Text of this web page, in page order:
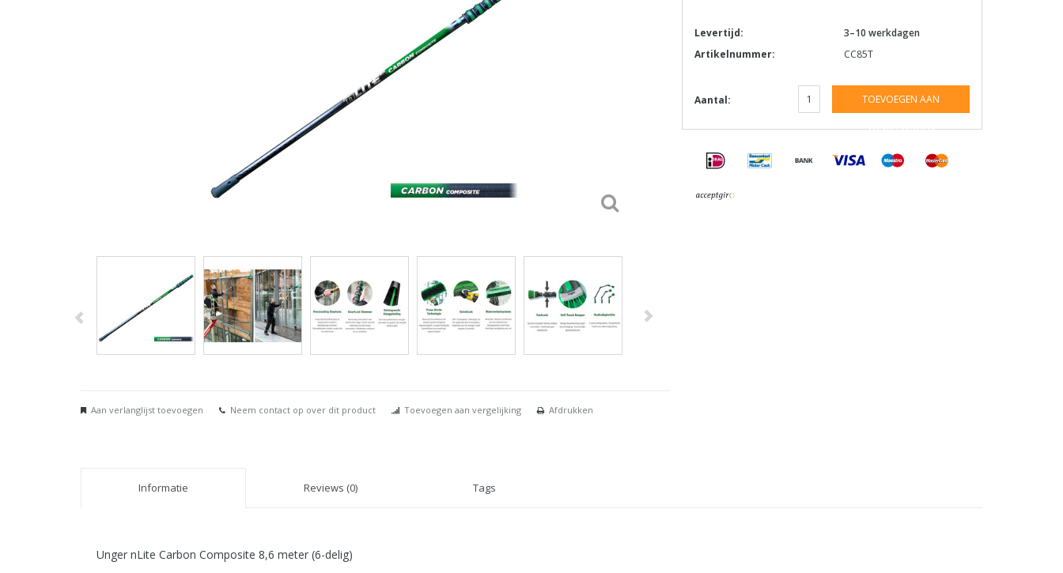
Aan verlanglijst toevoegen Neem contact op over dit product Toevoegen aan vergelijking Afdrukken
Levertijd:
3–10 werkdagen
Artikelnummer:
CC85T
Aantal: TOEVOEGEN AAN
WINKELWAGEN
Informatie Reviews (0) Tags
Unger nLite Carbon Composite 8,6 meter (6-delig)